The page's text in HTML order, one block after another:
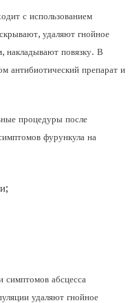
с использованием
удаляют гнойное
накладывают повязку. В
антибиотический препарат и
процедуры после
фурункула на
симптомов абсцесса
удаляют гнойное